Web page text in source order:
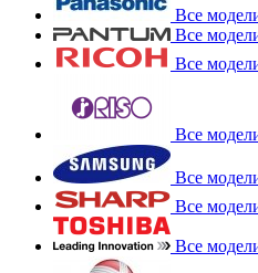
Все
Все
Все
Все
Все
Все
Все